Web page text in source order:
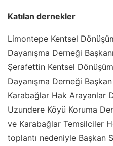
Katılan dernekler
Limontepe Kentsel
Dayanışma Derneği
Şerafettin Kentsel
Dayanışma Derneği
Karabağlar Hak Arayanlar
Uzundere Köyü Koruma
ve Karabağlar Temsilciler
toplantı nedeniyle Başkan